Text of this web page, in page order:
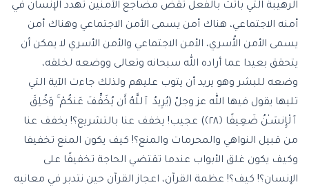
الرهيبة التي باتت بالفعل تقض مضاجع الآمنين تهدد الإنسان في
أمنه الاجتماعي، هناك أمن يسمى الأمن الاجتماعي وهناك أمن
يسمى الأمن الأُسري، الأمن الاجتماعي والأمن الأسري لا يمكن أن
يتحقق بعيدا عما أراده الله سبحانه وتعالى ووضعه لخلقه،
وضعه للبشر وهو يريد أن يتوب عليهم ولذلك جاءت الآية التي
تليها يقول فيها الله عز وجلّ (يُرِيدُ ٱللَّهُ أَن يُخَفِّفَ عَنكُمْ ۚ وَخُلِقَ
ٱلْإِنسَـٰنُ ضَعِيفًا ﴿٢٨﴾) عجيب! يخفف عنا بالتشريع؟! يخفف عنا
من قبيل النواهي والمحرمات والمنع؟! كيف يكون المنع تخفيفا
وكيف يكون غلق الأبواب عندما تقتضي الحاجة تخفيفًا على
الإنسان؟! كيف؟! عظمة القرآن، اعجاز القرآن حين نتدبر في معانيه